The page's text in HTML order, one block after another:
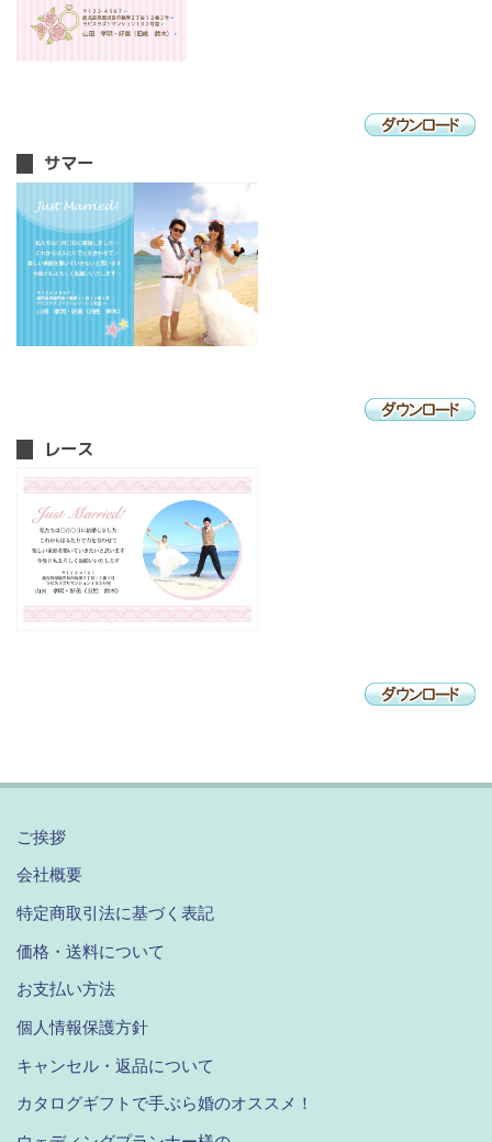
サマー
レース
ご挨拶
会社概要
特定商取引法に基づく表記
価格・送料について
お支払い方法
個人情報保護方針
キャンセル・返品について
カタログギフトで手ぶら婚のオススメ！